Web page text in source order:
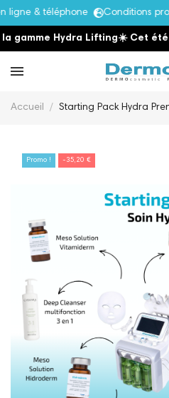
& téléphone Conditions
gamme Hydra Lifting☀️ Cet été,
Accueil Starting Pack Hydra
Promo ! -35,20 €